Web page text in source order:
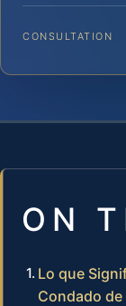
CONSULTATION
ON
Lo que
Condado de